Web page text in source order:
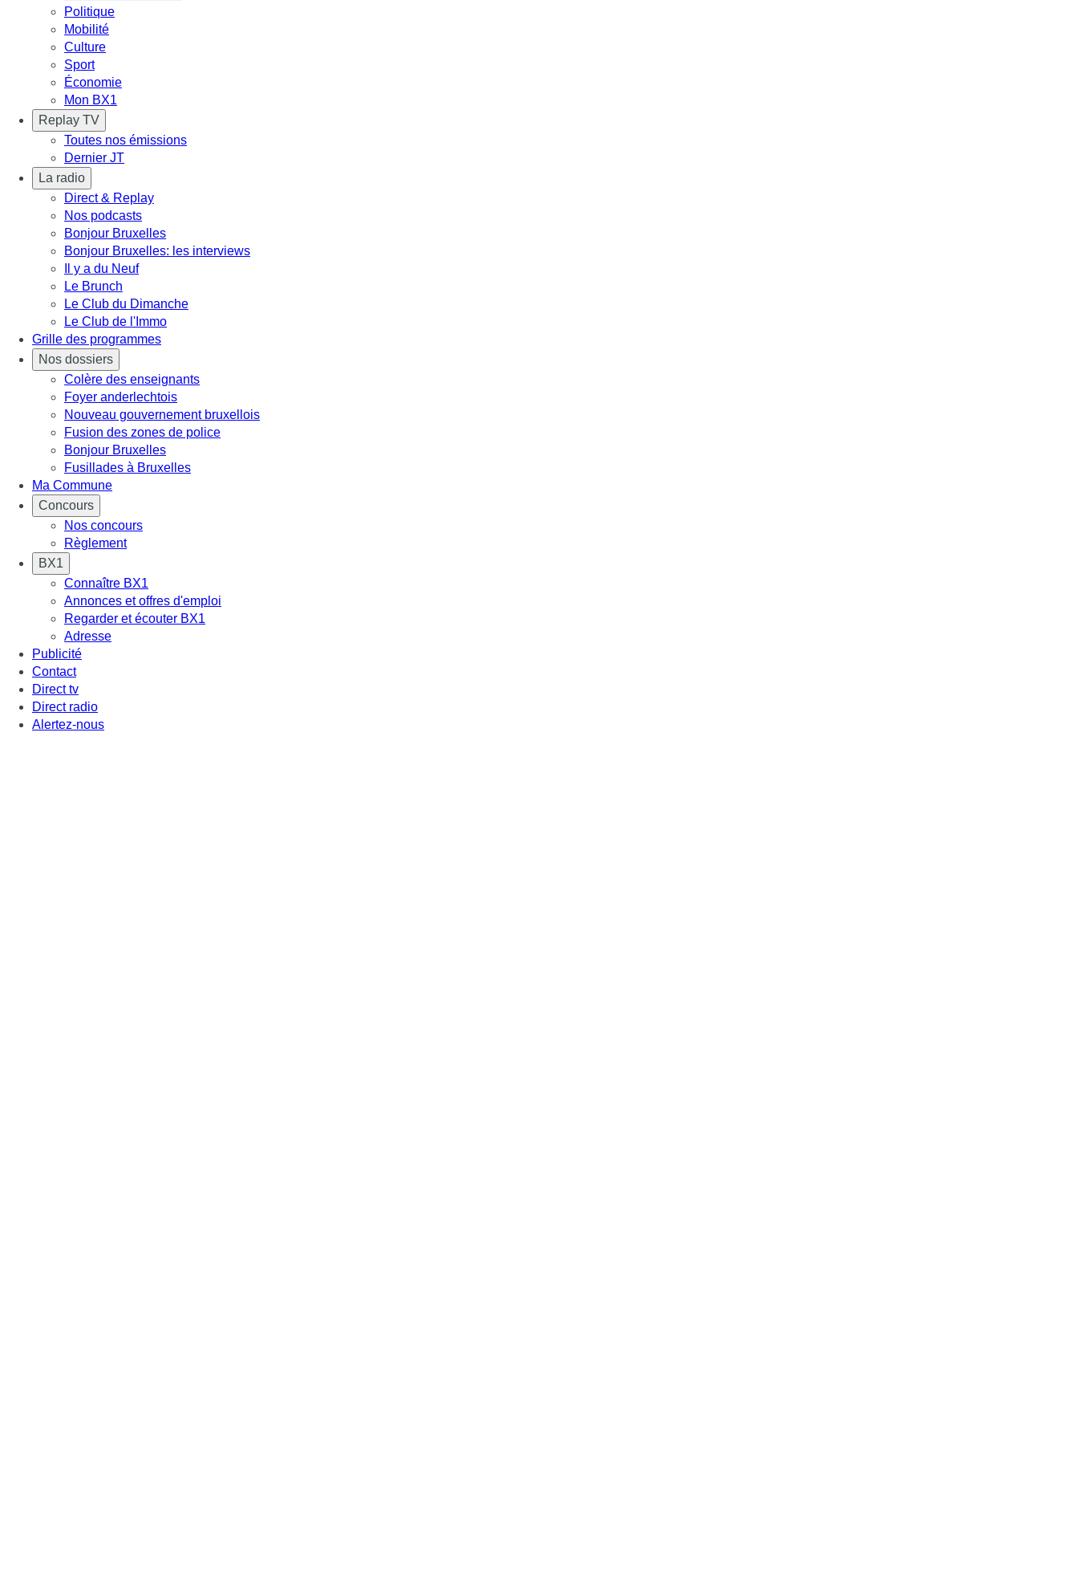
Politique
Mobilité
Culture
Sport
Économie
Mon BX1
Replay TV
Toutes nos émissions
Dernier JT
La radio
Direct & Replay
Nos podcasts
Bonjour Bruxelles
Bonjour Bruxelles: les interviews
Il y a du Neuf
Le Brunch
Le Club du Dimanche
Le Club de l'Immo
Grille des programmes
Nos dossiers
Colère des enseignants
Foyer anderlechtois
Nouveau gouvernement bruxellois
Fusion des zones de police
Bonjour Bruxelles
Fusillades à Bruxelles
Ma Commune
Concours
Nos concours
Règlement
BX1
Connaître BX1
Annonces et offres d'emploi
Regarder et écouter BX1
Adresse
Publicité
Contact
Direct tv
Direct radio
Alertez-nous